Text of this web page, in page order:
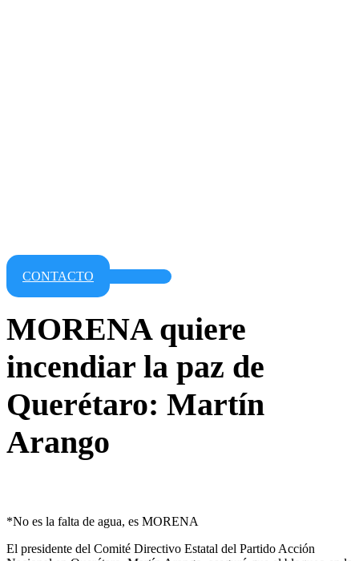
CONTACTO
MORENA quiere
incendiar la paz de
Querétaro: Martín
Arango
*No es la falta de agua, es MORENA
El presidente del Comité Directivo Estatal del Partido Acción